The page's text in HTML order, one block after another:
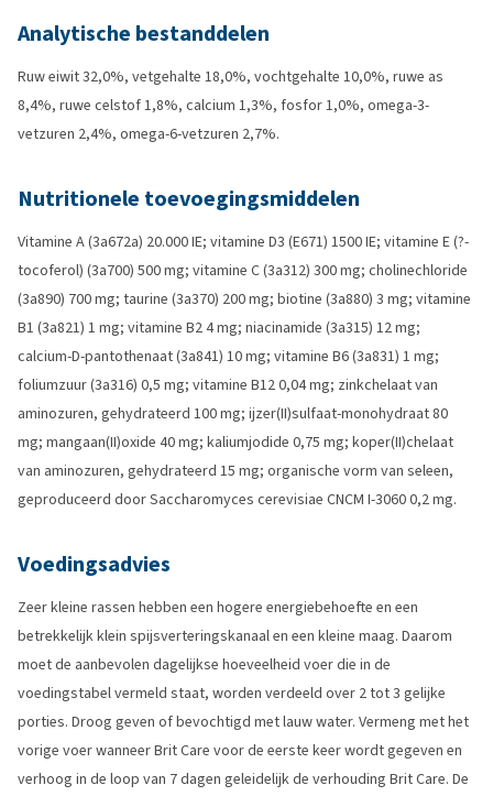
Analytische bestanddelen
Ruw eiwit 32,0%, vetgehalte 18,0%, vochtgehalte 10,0%, ruwe as
8,4%, ruwe celstof 1,8%, calcium 1,3%, fosfor 1,0%, omega-3-
vetzuren 2,4%, omega-6-vetzuren 2,7%.
Nutritionele toevoegingsmiddelen
Vitamine A (3a672a) 20.000 IE; vitamine D3 (E671) 1500 IE; vitamine E (?-
tocoferol) (3a700) 500 mg; vitamine C (3a312) 300 mg; cholinechloride
(3a890) 700 mg; taurine (3a370) 200 mg; biotine (3a880) 3 mg; vitamine
B1 (3a821) 1 mg; vitamine B2 4 mg; niacinamide (3a315) 12 mg;
calcium-D-pantothenaat (3a841) 10 mg; vitamine B6 (3a831) 1 mg;
foliumzuur (3a316) 0,5 mg; vitamine B12 0,04 mg; zinkchelaat van
aminozuren, gehydrateerd 100 mg; ijzer(II)sulfaat-monohydraat 80
mg; mangaan(II)oxide 40 mg; kaliumjodide 0,75 mg; koper(II)chelaat
van aminozuren, gehydrateerd 15 mg; organische vorm van seleen,
geproduceerd door Saccharomyces cerevisiae CNCM I-3060 0,2 mg.
Voedingsadvies
Zeer kleine rassen hebben een hogere energiebehoefte en een
betrekkelijk klein spijsverteringskanaal en een kleine maag. Daarom
moet de aanbevolen dagelijkse hoeveelheid voer die in de
voedingstabel vermeld staat, worden verdeeld over 2 tot 3 gelijke
porties. Droog geven of bevochtigd met lauw water. Vermeng met het
vorige voer wanneer Brit Care voor de eerste keer wordt gegeven en
verhoog in de loop van 7 dagen geleidelijk de verhouding Brit Care. De